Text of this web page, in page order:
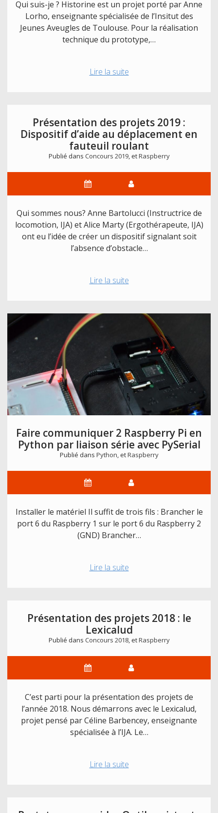
Qui suis-je ? Historine est un projet porté par Anne
Lorho, enseignante spécialisée de l’Insitut des
Jeunes Aveugles de Toulouse. Pour la réalisation
technique du prototype,…
Lire la suitePrésentation
:
Historine
Présentation des projets 2019 :
Dispositif d’aide au déplacement en
fauteuil roulant
Publié dans Concours 2019, etRaspberry
Qui sommes nous? Anne Bartolucci (Instructrice de
locomotion, IJA) et Alice Marty (Ergothérapeute, IJA)
ont eu l’idée de créer un dispositif signalant soit
l’absence d’obstacle…
Lire la suitePrésentation
2019
Dispositif
d’aide
au
déplacement
en
fauteuil
roulant
Faire communiquer 2 Raspberry Pi en
Python par liaison série avec PySerial
Publié dans Python, etRaspberry
Installer le matériel Il suffit de trois fils : Brancher le
port 6 du Raspberry 1 sur le port 6 du Raspberry 2
(GND) Brancher…
Lire la suiteFaire
Pi
en
Python
série
PySerial
Présentation des projets 2018 : le
Lexicalud
Publié dans Concours 2018, etRaspberry
C’est parti pour la présentation des projets de
l’année 2018. Nous démarrons avec le Lexicalud,
projet pensé par Céline Barbencey, enseignante
spécialisée à l’IJA. Le…
Lire la suitePrésentation
: